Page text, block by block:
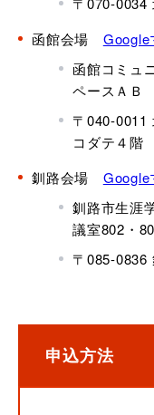
函館会場 Google
函館コミュ
ペースＡＢ
〒040-0011
コダテ４階
釧路会場 Google
釧路市生涯
議室802・
〒085-0836
申込方法